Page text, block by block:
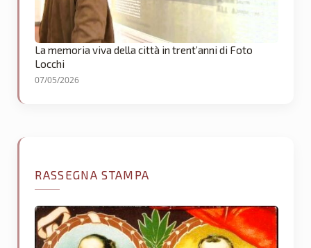
La memoria viva della città in trent’anni di Foto
Locchi
07/05/2026
RASSEGNA STAMPA